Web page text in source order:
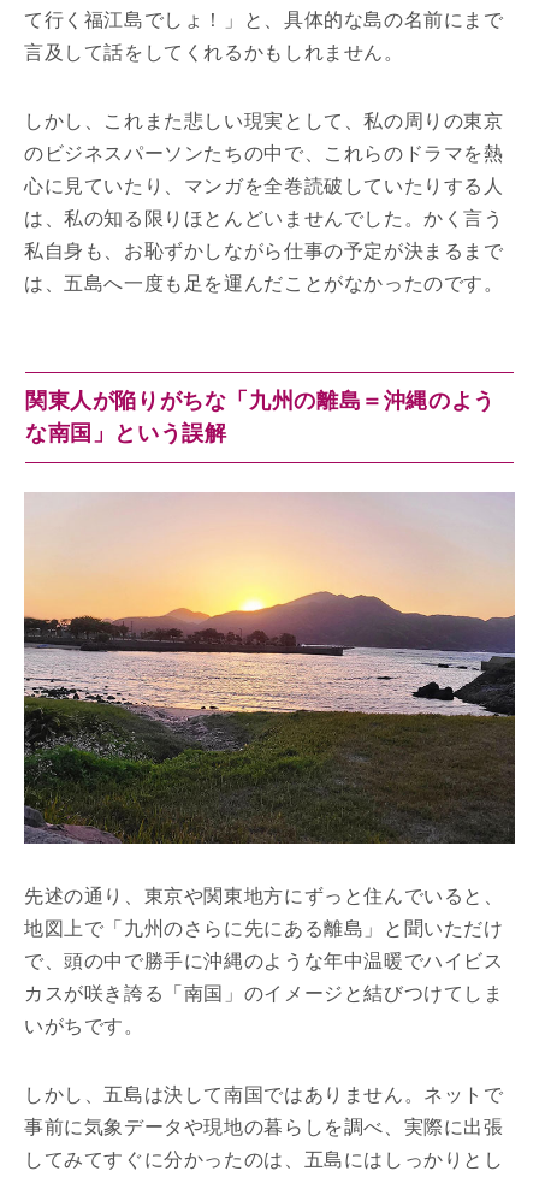
て行く福江島でしょ！」と、具体的な島の名前にまで
言及して話をしてくれるかもしれません。
しかし、これまた悲しい現実として、私の周りの東京
のビジネスパーソンたちの中で、これらのドラマを熱
心に見ていたり、マンガを全巻読破していたりする人
は、私の知る限りほとんどいませんでした。かく言う
私自身も、お恥ずかしながら仕事の予定が決まるまで
は、五島へ一度も足を運んだことがなかったのです。
関東人が陥りがちな「九州の離島＝沖縄のよう
な南国」という誤解
先述の通り、東京や関東地方にずっと住んでいると、
地図上で「九州のさらに先にある離島」と聞いただけ
で、頭の中で勝手に沖縄のような年中温暖でハイビス
カスが咲き誇る「南国」のイメージと結びつけてしま
いがちです。
しかし、五島は決して南国ではありません。ネットで
事前に気象データや現地の暮らしを調べ、実際に出張
してみてすぐに分かったのは、五島にはしっかりとし